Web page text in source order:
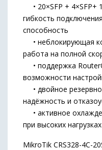
• 20×SFP + 4×SFP+
гибкость
способность
• неблокирующая
работа на полной
• поддержка
возможности
• двойное
надёжность и
• активное
при высоких нагрузках
MikroTik CRS328-4C-